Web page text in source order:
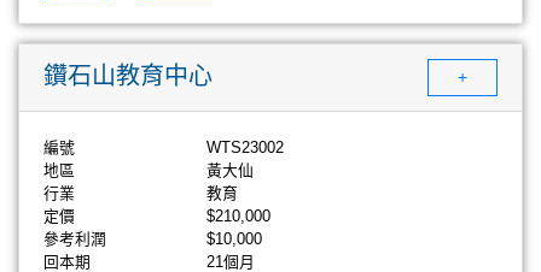
鑽石山教育中心 +
編號
WTS23002
地區
黃大仙
行業
教育
定價
$210,000
參考利潤
$10,000
回本期
21個月